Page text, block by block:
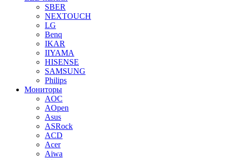
SBER
NEXTOUCH
LG
Benq
IKAR
IIYAMA
HISENSE
SAMSUNG
Philips
Мониторы
AOC
AOpen
Asus
ASRock
ACD
Acer
Aiwa